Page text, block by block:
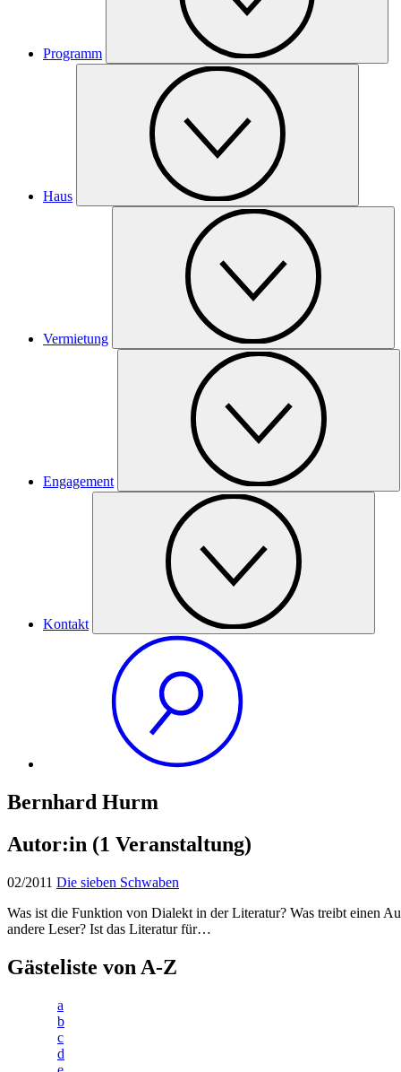
Programm
Haus
Vermietung
Engagement
Kontakt
Bernhard Hurm
Autor:in (1 Veranstaltung)
02/2011 Die sieben Schwaben
Was ist die Funktion von Dialekt in der Literatur? Was treibt einen
andere Leser? Ist das Literatur für…
Gästeliste von A-Z
a
b
c
d